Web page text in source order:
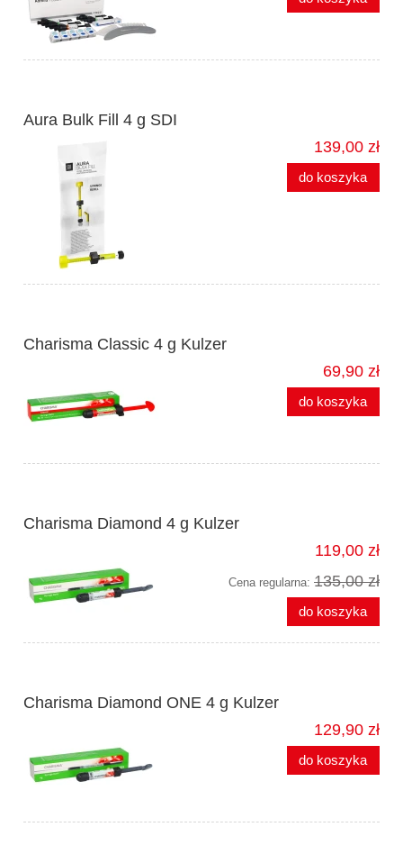
Aura Bulk Fill 4 g SDI
139,00 zł
do koszyka
Charisma Classic 4 g Kulzer
69,90 zł
do koszyka
Charisma Diamond 4 g Kulzer
119,00 zł
Cena regularna: 135,00 zł
do koszyka
Charisma Diamond ONE 4 g Kulzer
129,90 zł
do koszyka